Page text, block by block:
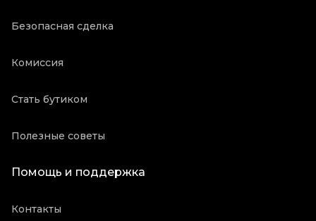
Безопасная сделка
Комиссия
Стать бутиком
Полезные советы
Помощь и поддержка
Контакты